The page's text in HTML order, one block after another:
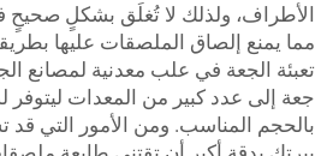
نبذة
فيديو
الأطراف، ولذلك لا تُغلَق بشكلٍ صحيحٍ
مما يمنع إلصاق الملصقات عليها
تعبئة الجعة في علب معدنية لمصانع
جعة إلى عدد كبير من المعدات ليتوفر
بالحجم المناسب. ومن الأمور التي